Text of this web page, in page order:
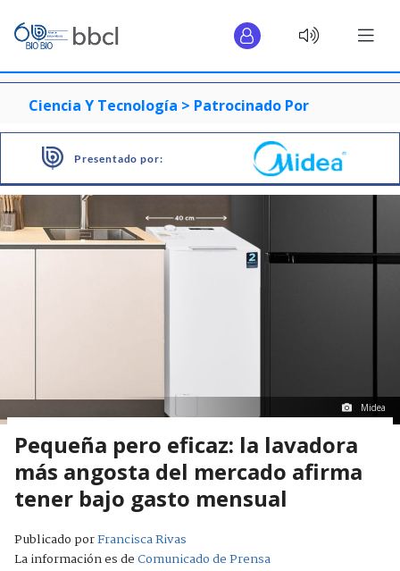
Ciencia Y Tecnología > Patrocinado Por
Presentado por:
Midea
Pequeña pero eficaz: la lavadora
más angosta del mercado afirma
tener bajo gasto mensual
Publicado porFrancisca Rivas
La información es deComunicado de Prensa